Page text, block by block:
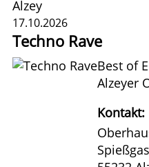
Alzey
17.10.2026
Techno Rave
Best of
Alzeyer
Kontakt: